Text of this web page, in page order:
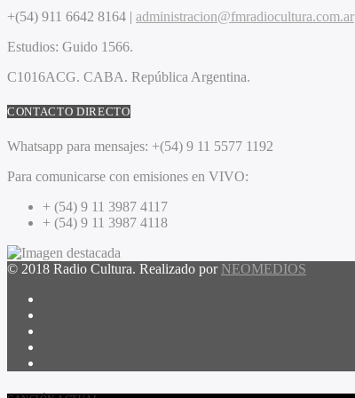
+(54) 911 6642 8164 | administracion@fmradiocultura.com.ar
Estudios: Guido 1566.
C1016ACG. CABA. República Argentina.
CONTACTO DIRECTO
Whatsapp para mensajes: +(54) 9 11 5577 1192
Para comunicarse con emisiones en VIVO:
+ (54) 9 11 3987 4117
+ (54) 9 11 3987 4118
© 2018 Radio Cultura. Realizado por NEOMEDIOS